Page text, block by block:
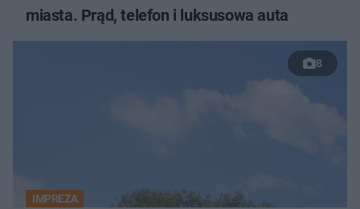
miasta. Prąd, telefon i luksusowa auta
8
IMPREZA